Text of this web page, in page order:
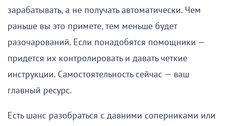
зарабатывать, а не получать автоматически. Чем
раньше вы это примете, тем меньше будет
разочарований. Если понадобятся помощники —
придется их контролировать и давать четкие
инструкции. Самостоятельность сейчас — ваш
главный ресурс.
Есть шанс разобраться с давними соперниками или